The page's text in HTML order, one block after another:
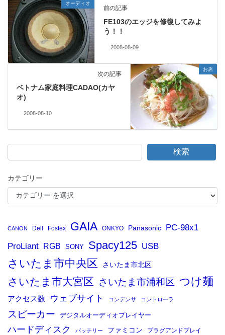
オーディオ
前の記事
FE103のエッジを修復してみよ
う！！
2008-08-09
お店
次の記事
ベトナム家庭料理CADAO(カヤ
オ)
2008-08-10
検索
カテゴリー
CANON Dell Fostex GAIA ONKYO Panasonic PC-98x1
ProLiant RGB SONY Spacy125 USB
さいたま市中央区 さいたま市北区
さいたま市大宮区 さいたま市浦和区 つけ麺
アクセス数 ウェブサイト コンデンサ コントローラ
スピーカー デジタルオーディオプレイヤー
ハードディスク バッテリー ファミコン プラグアンドプレイ